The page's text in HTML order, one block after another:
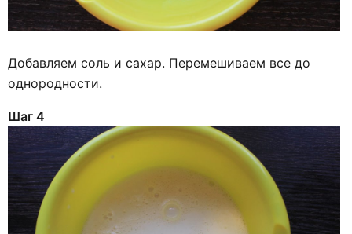
Добавляем соль и сахар. Перемешиваем все до
однородности.
Шаг 4